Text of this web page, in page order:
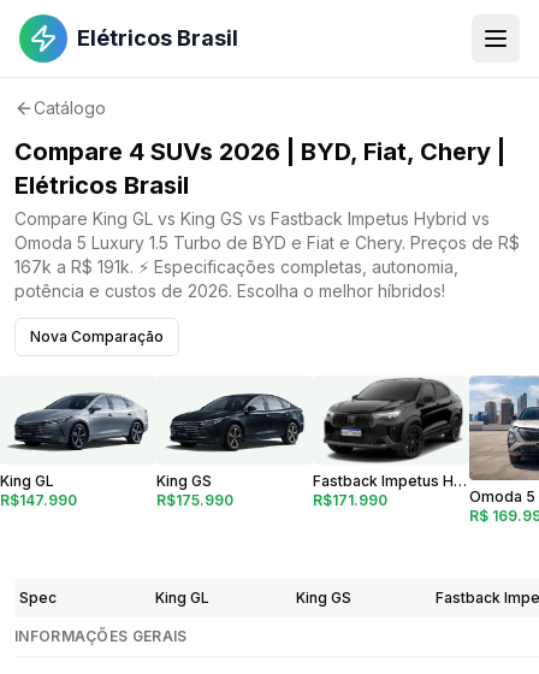
Elétricos Brasil
Catálogo
Compare 4 SUVs 2026 | BYD, Fiat, Chery |
Elétricos Brasil
Compare King GL vs King GS vs Fastback Impetus Hybrid vs
Omoda 5 Luxury 1.5 Turbo de BYD e Fiat e Chery. Preços de R$
167k a R$ 191k. ⚡ Especificações completas, autonomia,
potência e custos de 2026. Escolha o melhor híbridos!
Nova Comparação
King GL
R$147.990
King GS
R$175.990
Fastback Impetus Hybrid
R$171.990
R$
Spec King GL King GS Fastback
INFORMAÇÕES GERAIS